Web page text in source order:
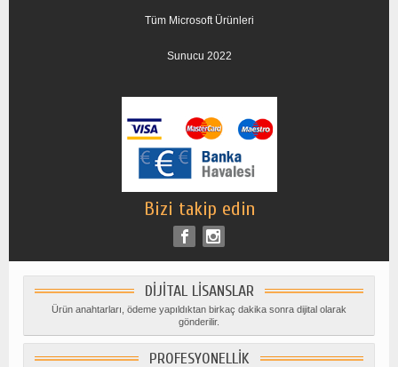
Tüm Microsoft Ürünleri
Sunucu 2022
Bizi takip edin
DIJITAL LISANSLAR
Ürün anahtarları, ödeme yapıldıktan birkaç dakika sonra dijital olarak
gönderilir.
PROFESYONELLIK